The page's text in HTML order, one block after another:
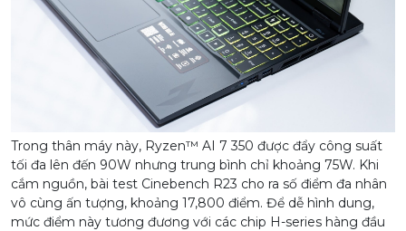
Trong thân máy này, Ryzen™ AI 7 350 được đẩy công suất
tối đa lên đến 90W nhưng trung bình chỉ khoảng 75W. Khi
cắm nguồn, bài test Cinebench R23 cho ra số điểm đa nhân
vô cùng ấn tượng, khoảng 17,800 điểm. Để dễ hình dung,
mức điểm này tương đương với các chip H-series hàng đầu